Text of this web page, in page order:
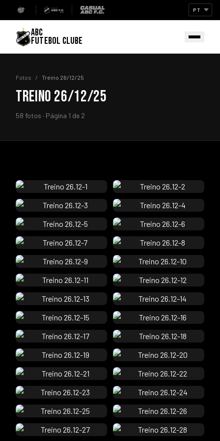
ABC
FUTEBOL CLUBE
Fotos / Treino 26/12/25
TREINO 26/12/25
58 fotos · Página 1 de 2